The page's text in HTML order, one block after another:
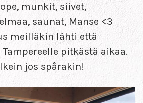
munkit, siivet,
saunat, Manse <3
meilläkin lähti että
pitkästä aikaa.
jos spårakin!